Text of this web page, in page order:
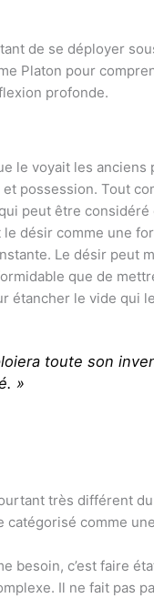
de se déployer
Platon pour
profonde.
le voyait les anciens
possession. Tout
peut être considéré
désir comme une
Le désir peut
que de
étancher le vide qui
toute son
»
très différent
catégorisé comme
besoin, c’est faire
Il ne fait pas